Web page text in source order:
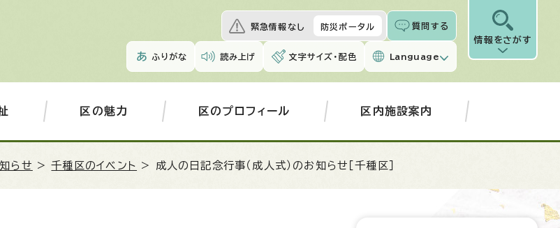
緊急情報なし 防災ポータル 質問する
ふりがな 読み上げ 文字サイズ・配色 Language
情報をさがす
区の魅力 区のプロフィール 区内施設案内
らせ >千種区のイベント > 成人の日記念行事（成人式）のお知らせ［千種区］